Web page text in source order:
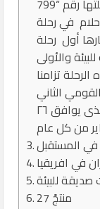
في رحلة
أول رحلة
والأولى
تزامنا
الثاني
والتسعين للطيران المدني المصري والذى يوافق ٢٦
المستقبل
في افريقيا
صديقة للبيئة
27 منتجً